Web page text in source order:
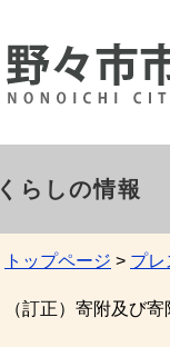
くらしの情報
トップページ > プレ
（訂正）寄附及び